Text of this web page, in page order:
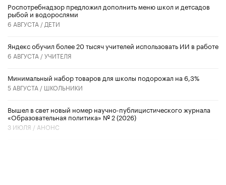
Роспотребнадзор предложил дополнить меню школ и детсадов
рыбой и водорослями
6 АВГУСТА / ДЕТИ
​Яндекс обучил более 20 тысяч учителей использовать ИИ в работе
6 АВГУСТА /УЧИТЕЛЯ
Минимальный набор товаров для школы подорожал на 6,3%
5 АВГУСТА / ШКОЛЬНИКИ
Вышел в свет новый номер научно-публицистического журнала
«Образовательная политика» № 2 (2026)
3 ИЮЛЯ / АНОНС